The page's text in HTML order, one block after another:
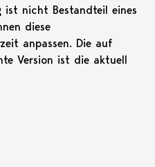
ist nicht Bestandteil eines
diese
anpassen. Die auf
Version ist die aktuell